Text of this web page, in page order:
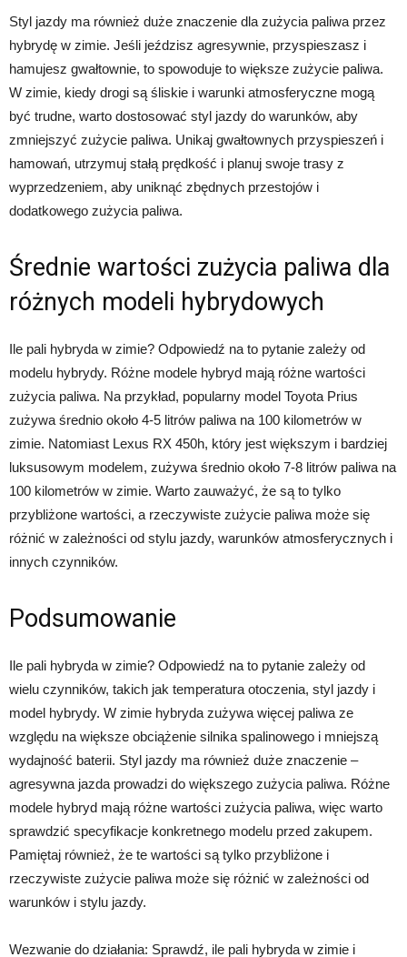
Styl jazdy ma również duże znaczenie dla zużycia paliwa przez
hybrydę w zimie. Jeśli jeździsz agresywnie, przyspieszasz i
hamujesz gwałtownie, to spowoduje to większe zużycie paliwa.
W zimie, kiedy drogi są śliskie i warunki atmosferyczne mogą
być trudne, warto dostosować styl jazdy do warunków, aby
zmniejszyć zużycie paliwa. Unikaj gwałtownych przyspieszeń i
hamowań, utrzymuj stałą prędkość i planuj swoje trasy z
wyprzedzeniem, aby uniknąć zbędnych przestojów i
dodatkowego zużycia paliwa.
Średnie wartości zużycia paliwa dla
różnych modeli hybrydowych
Ile pali hybryda w zimie? Odpowiedź na to pytanie zależy od
modelu hybrydy. Różne modele hybryd mają różne wartości
zużycia paliwa. Na przykład, popularny model Toyota Prius
zużywa średnio około 4-5 litrów paliwa na 100 kilometrów w
zimie. Natomiast Lexus RX 450h, który jest większym i bardziej
luksusowym modelem, zużywa średnio około 7-8 litrów paliwa na
100 kilometrów w zimie. Warto zauważyć, że są to tylko
przybliżone wartości, a rzeczywiste zużycie paliwa może się
różnić w zależności od stylu jazdy, warunków atmosferycznych i
innych czynników.
Podsumowanie
Ile pali hybryda w zimie? Odpowiedź na to pytanie zależy od
wielu czynników, takich jak temperatura otoczenia, styl jazdy i
model hybrydy. W zimie hybryda zużywa więcej paliwa ze
względu na większe obciążenie silnika spalinowego i mniejszą
wydajność baterii. Styl jazdy ma również duże znaczenie –
agresywna jazda prowadzi do większego zużycia paliwa. Różne
modele hybryd mają różne wartości zużycia paliwa, więc warto
sprawdzić specyfikacje konkretnego modelu przed zakupem.
Pamiętaj również, że te wartości są tylko przybliżone i
rzeczywiste zużycie paliwa może się różnić w zależności od
warunków i stylu jazdy.
Wezwanie do działania: Sprawdź, ile pali hybryda w zimie i